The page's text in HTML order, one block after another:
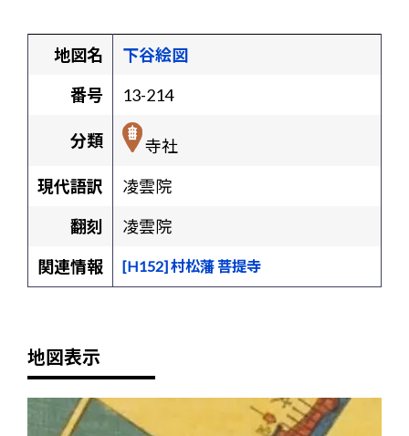
地図名
下谷絵図
番号
13-214
分類
寺社
現代語訳
凌雲院
翻刻
凌雲院
関連情報
[H152] 村松藩 菩提寺
地図表示